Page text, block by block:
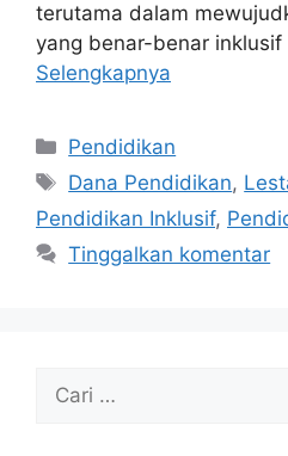
terutama dalam
yang benar-benar
Selengkapnya
Kategori
Pendidikan
Tag
Dana Pendidikan,
Pendidikan Inklusif,
Tinggalkan komentar
Cari